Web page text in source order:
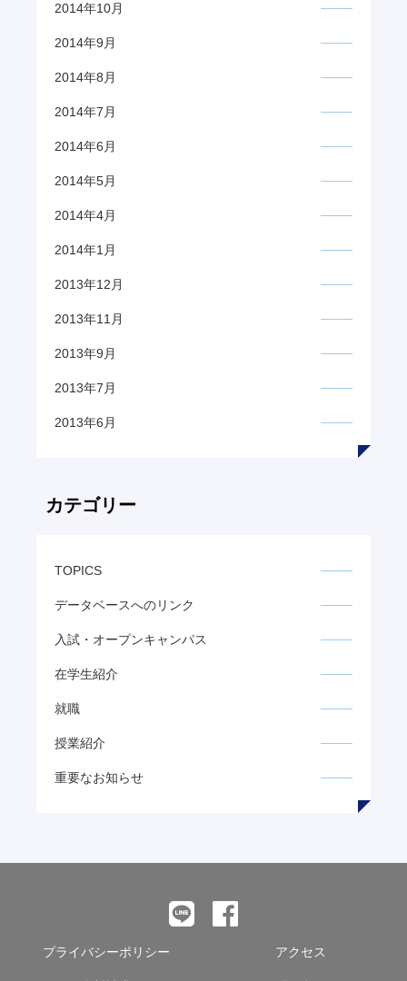
2014年10月
2014年9月
2014年8月
2014年7月
2014年6月
2014年5月
2014年4月
2014年1月
2013年12月
2013年11月
2013年9月
2013年7月
2013年6月
カテゴリー
TOPICS
データベースへのリンク
入試・オープンキャンパス
在学生紹介
就職
授業紹介
重要なお知らせ
プライバシーポリシー アクセス